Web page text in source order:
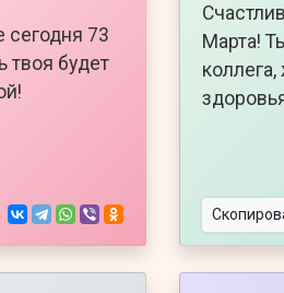
сегодня 73
твоя будет
Марта!